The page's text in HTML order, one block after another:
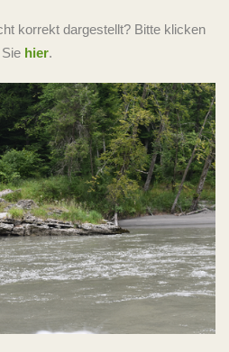
korrekt dargestellt? Bitte klicken
Sie hier.